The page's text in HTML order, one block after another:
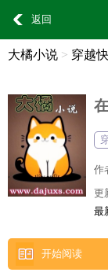
返回
大橘小说 > 穿越
作
更
最
开始阅读